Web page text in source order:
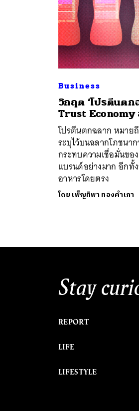
Business
วิกฤต ‘โปรตีนต
Trust Economy
โปรตีนตกฉลาก หมาย
ระบุไว้บนฉลากโภชนา
กระทบความเชื่อมั่นข
แบรนด์อย่างมาก อีกทั้
อาหารโดยตรง
โดย เพ็ญทิพา ทองคำเภา
Stay
REPORT
LIFE
LIFESTYLE